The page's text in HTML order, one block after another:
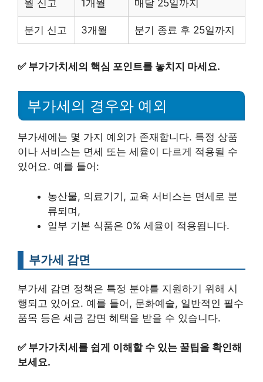
월 신고 1개월 매달 25일까지
분기 신고 3개월 분기 종료 후 25일까지
✅ 부가가치세의 핵심 포인트를 놓치지 마세요.
부가세의 경우와 예외
부가세에는 몇 가지 예외가 존재합니다. 특정 상품
이나 서비스는 면세 또는 세율이 다르게 적용될 수
있어요. 예를 들어:
농산물, 의료기기, 교육 서비스는 면세로 분
류되며,
일부 기본 식품은 0% 세율이 적용됩니다.
부가세 감면
부가세 감면 정책은 특정 분야를 지원하기 위해 시
행되고 있어요. 예를 들어, 문화예술, 일반적인 필수
품목 등은 세금 감면 혜택을 받을 수 있습니다.
✅ 부가가치세를 쉽게 이해할 수 있는 꿀팁을 확인해
보세요.